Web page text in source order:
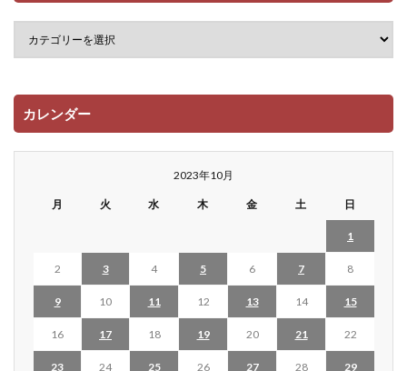
カレンダー
2023年10月
月 火 水 木 金 土 日
1
2 3 4 5 6 7 8
9 10 11 12 13 14 15
16 17 18 19 20 21 22
23 24 25 26 27 28 29